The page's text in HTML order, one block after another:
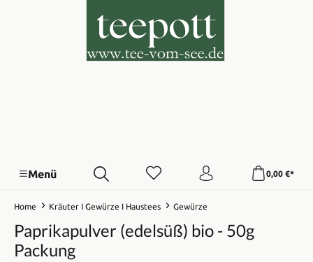
Menü 0,00 €*
Home Kräuter I Gewürze I Haustees Gewürze
Paprikapulver (edelsüß) bio - 50g
Packung